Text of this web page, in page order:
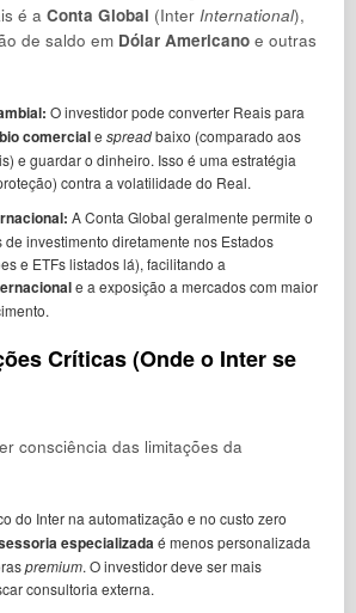
é a Conta Global (Inter International),
de saldo em Dólar Americano e outras
O investidor pode converter Reais para
comerciale spreadbaixo (comparado aos
e guardar o dinheiro. Isso é uma estratégia
contra a volatilidade do Real.
A Conta Global geralmente permite o
de investimento diretamente nos Estados
e ETFs listados lá), facilitando a
e a exposição a mercados com maior
Críticas (Onde o Interse
consciência das limitações da
do Inter na automatização e no custo zero
especializadaé menos personalizada
premium. O investidor deve ser mais
consultoria externa.